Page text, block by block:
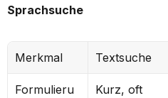
Sprachsuche
Merkmal Textsuche
Formulieru
Kurz, oft